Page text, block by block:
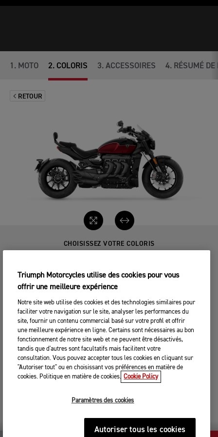
1 . MOTO 2. COLORIS 3. ACCESSOIRES 4. RÉSUMÉ DE
RETOUR
CHOISISSEZ VOTRE COLORIS
GRANITE / SAPPHIRE BLACK
Inclus de série
MATT SAPPHIRE BLACK /
Inclus de série
Triumph Motorcycles utilise des cookies pour vous
offrir une meilleure expérience
Notre site web utilise des cookies et des technologies similaires pour
faciliter votre navigation sur le site, analyser les performances du
site, fournir un contenu commercial basé sur votre profil et offrir
une meilleure expérience en ligne. Certains sont nécessaires au bon
fonctionnement de notre site web et ne peuvent être désactivés,
tandis que d'autres sont facultatifs mais facilitent votre
consultation. Vous pouvez accepter tous les cookies en cliquant sur
"Autoriser tout" ou en choisissant vos préférences en matière de
cookies. Politique en matière de cookies. Cookie Policy
Paramètres des cookies
Autoriser tous les cookies